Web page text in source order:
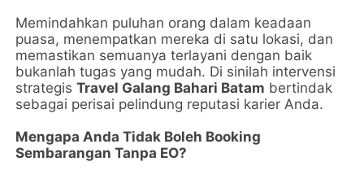
Memindahkan puluhan orang dalam keadaan
puasa, menempatkan mereka di satu lokasi, dan
memastikan semuanya terlayani dengan baik
bukanlah tugas yang mudah. Di sinilah intervensi
strategisTravel Galang Bahari Batam bertindak
sebagai perisai pelindung reputasi karier Anda.
Mengapa Anda Tidak Boleh Booking
Sembarangan Tanpa EO?